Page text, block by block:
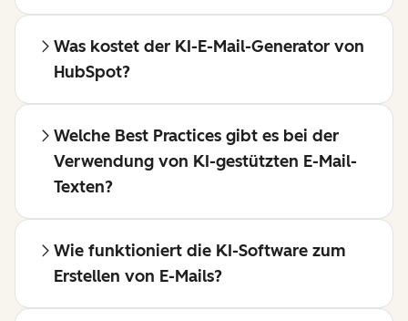
Was kostet der KI-E-Mail-Generator von
HubSpot?
Welche Best Practices gibt es bei der
Verwendung von KI-gestützten E-Mail-
Texten?
Wie funktioniert die KI-Software zum
Erstellen von E-Mails?